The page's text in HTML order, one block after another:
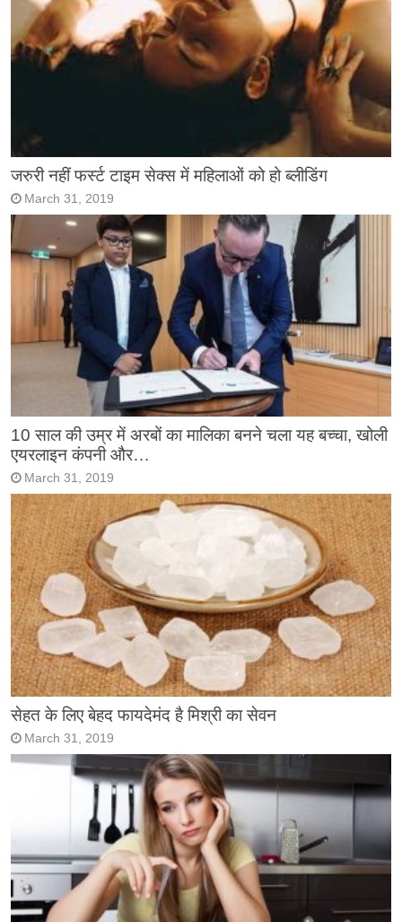
जरुरी नहीं फर्स्ट टाइम सेक्स में महिलाओं को हो ब्लीडिंग
March 31, 2019
10 साल की उम्र में अरबों का मालिका बनने चला यह बच्चा, खोली
एयरलाइन कंपनी और…
March 31, 2019
सेहत के लिए बेहद फायदेमंद है मिश्री का सेवन
March 31, 2019